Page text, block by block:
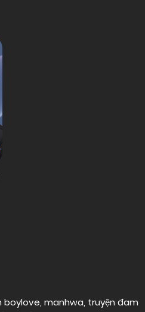
manhwa, truyện đam